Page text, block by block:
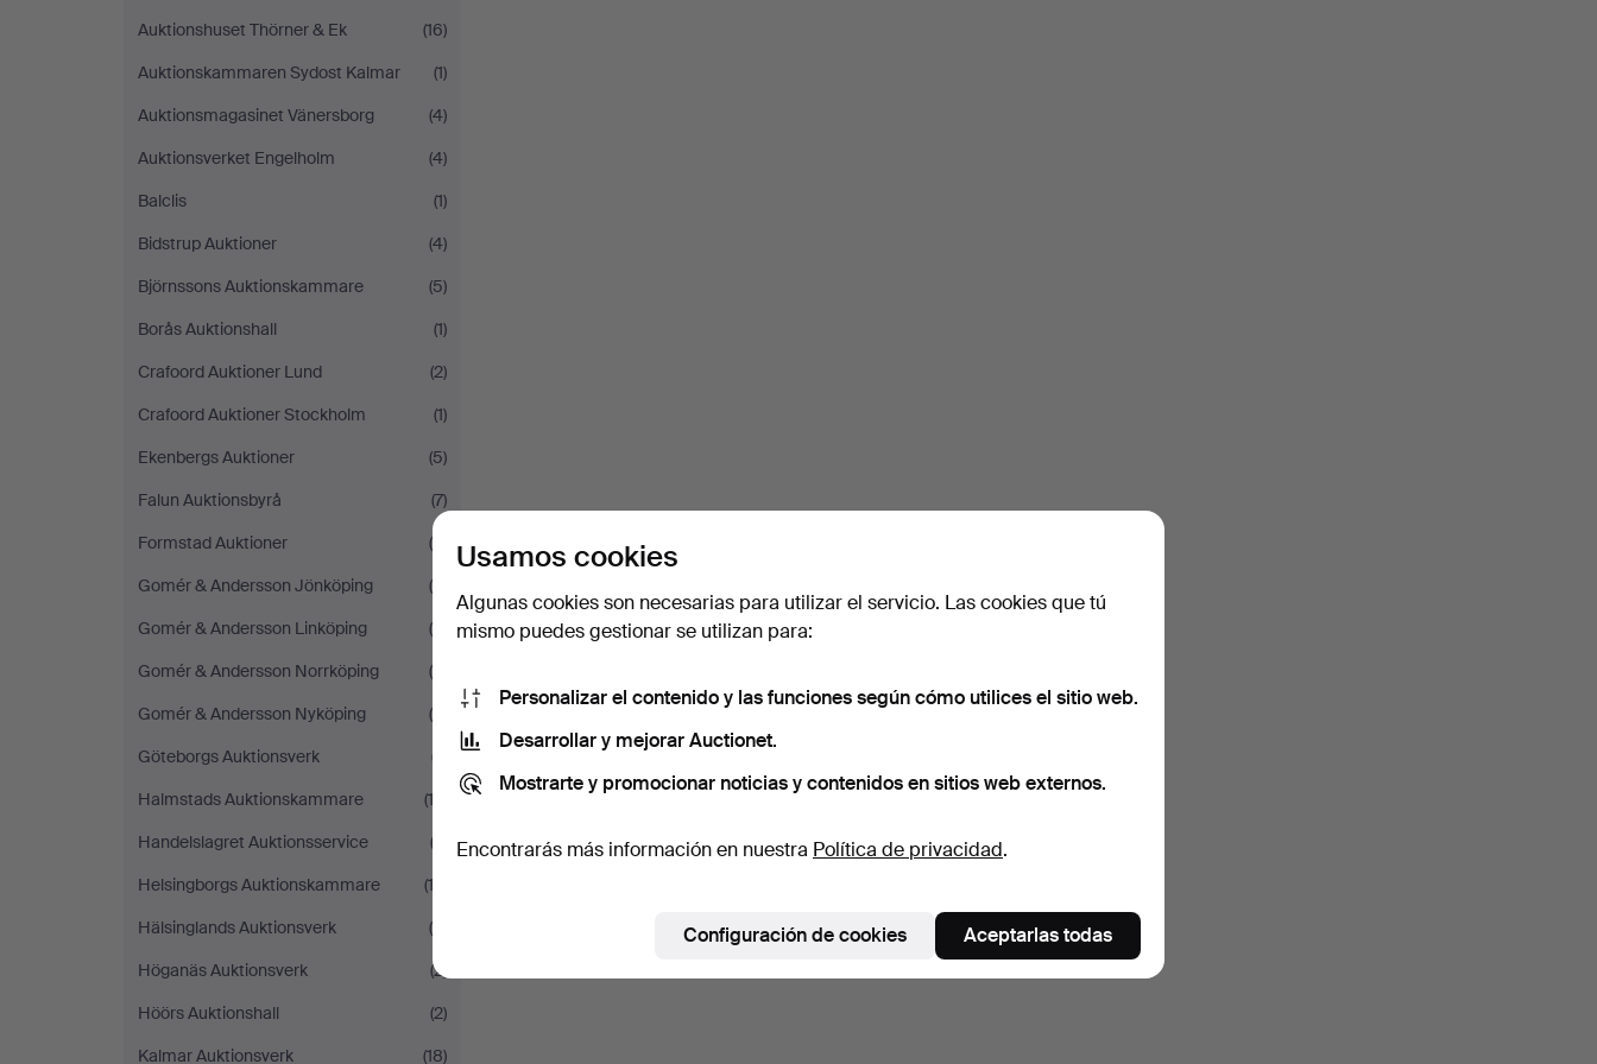
Auktionshuset Thörner & Ek
(16)
Auktionskammaren Sydost Kalmar
(1)
Auktionsmagasinet Vänersborg
(4)
Auktionsverket Engelholm
(4)
Balclis
(1)
Bidstrup Auktioner
(4)
Björnssons Auktionskammare
(5)
Borås Auktionshall
(1)
Crafoord Auktioner Lund
(2)
Crafoord Auktioner Stockholm
(1)
Ekenbergs Auktioner
(5)
Falun Auktionsbyrå
(7)
Formstad Auktioner
(6)
Gomér & Andersson Jönköping
(6)
Gomér & Andersson Linköping
(4)
Gomér & Andersson Norrköping
(8)
Gomér & Andersson Nyköping
(9)
Göteborgs Auktionsverk
(7)
Halmstads Auktionskammare
(12)
Handelslagret Auktionsservice
(3)
Helsingborgs Auktionskammare
(12)
Hälsinglands Auktionsverk
(5)
Höganäs Auktionsverk
(2)
Höörs Auktionshall
(2)
Kalmar Auktionsverk
(18)
Usamos cookies
Algunas cookies son necesarias para utilizar el servicio. Las cookies que tú
mismo puedes gestionar se utilizan para:
Personalizar el contenido y las funciones según cómo utilices el sitio web.
Desarrollar y mejorar Auctionet.
Mostrarte y promocionar noticias y contenidos en sitios web externos.
Encontrarás más información en nuestra Política de privacidad.
Configuración de cookies Aceptarlas todas